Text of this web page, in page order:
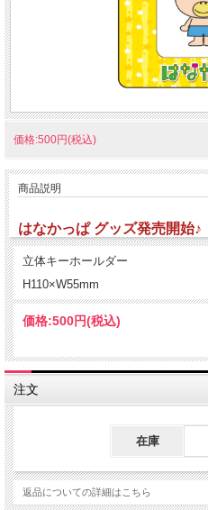
価格:500円(税込)
商品説明
はなかっぱ グッズ発売開始♪
立体キーホールダー
H110×W55mm
価格:500円(税込)
注文
在庫
返品についての詳細はこちら